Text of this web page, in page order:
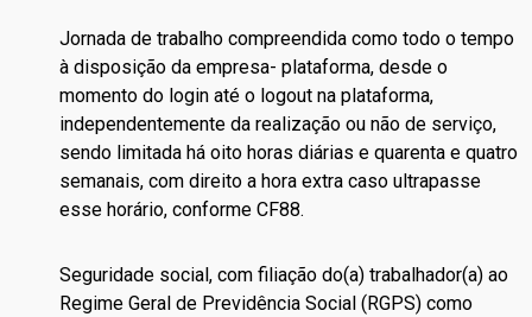
Jornada de trabalho compreendida como todo o tempo
à disposição da empresa- plataforma, desde o
momento do login até o logout na plataforma,
independentemente da realização ou não de serviço,
sendo limitada há oito horas diárias e quarenta e quatro
semanais, com direito a hora extra caso ultrapasse
esse horário, conforme CF88.
Seguridade social, com filiação do(a) trabalhador(a) ao
Regime Geral de Previdência Social (RGPS) como